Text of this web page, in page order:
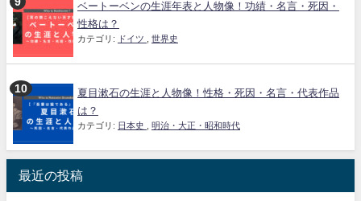
ベートーベンの生涯年表と人物像！功績・名言・死因・
性格は？
カテゴリ: ドイツ 世界史
夏目漱石の生涯と人物像！性格・死因・名言・代表作品
は？
カテゴリ: 日本史 明治・大正・昭和時代
最近の投稿